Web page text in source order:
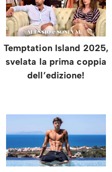
Temptation Island 2025,
svelata la prima coppia
dell’edizione!